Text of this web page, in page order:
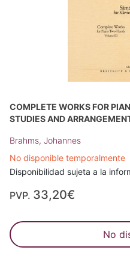
COMPLETE WORKS FOR
STUDIES AND
Brahms, Johannes
No disponible temporalmente
Disponibilidad sujeta a la
PVP. 33,20€
No